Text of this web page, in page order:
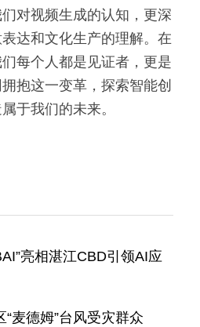
对视频生成的认知，更深
达和文化生产的理解。在
每个人都是见证者，更是
抱这一变革，探索智能创
于我们的未来。
亮相湛江CBD引领AI应
麦德姆”台风受灾群众